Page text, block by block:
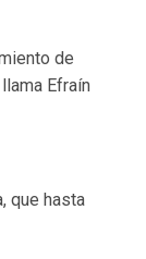
de
Efraín
que hasta